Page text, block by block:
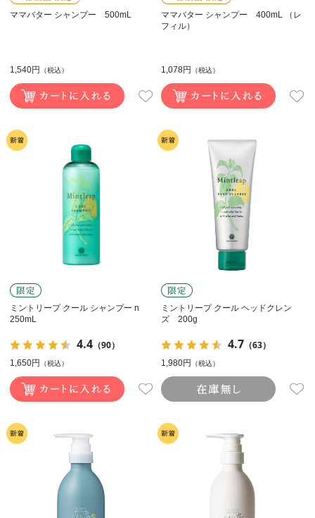
ママバター シャンプー 500mL
1,540円 （税込）
ママバター シャンプー 400mL （レ
フィル）
1,078円 （税込）
ミントリープ クール シャンプー n
250mL
4.4（90）
1,650円 （税込）
ミントリープ クール ヘッドクレン
ズ 200g
4.7 （63）
1,980円 （税込）